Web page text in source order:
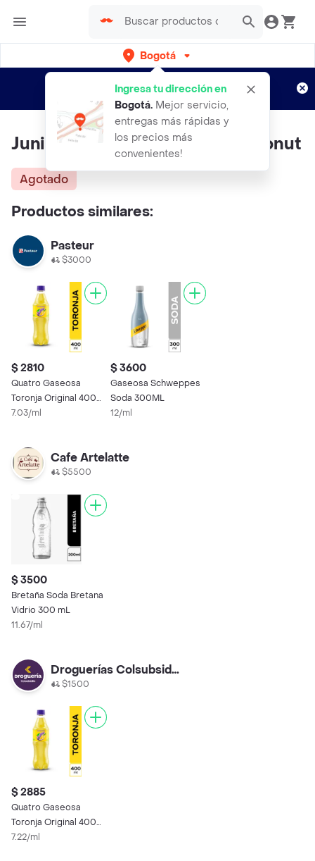
Bogotá
Ingresa tu dirección en
Bogotá. Mejor servicio,
entregas más rápidas y
los precios más
convenientes!
envíos gratis por semanas
Aplican TyC
Juniper Pack Agua Tonica Coconut
Agotado
Productos similares:
Pasteur
$3000
$ 2810
Quatro Gaseosa
Toronja Original 400
mL
7.03/ml
$ 3600
Gaseosa Schweppes
Soda 300ML
12/ml
Cafe Artelatte
$5500
$ 3500
Bretaña Soda Bretana
Vidrio 300 mL
11.67/ml
Droguerías Colsubsidio
$1500
$ 2885
Quatro Gaseosa
Toronja Original 400
mL
7.22/ml